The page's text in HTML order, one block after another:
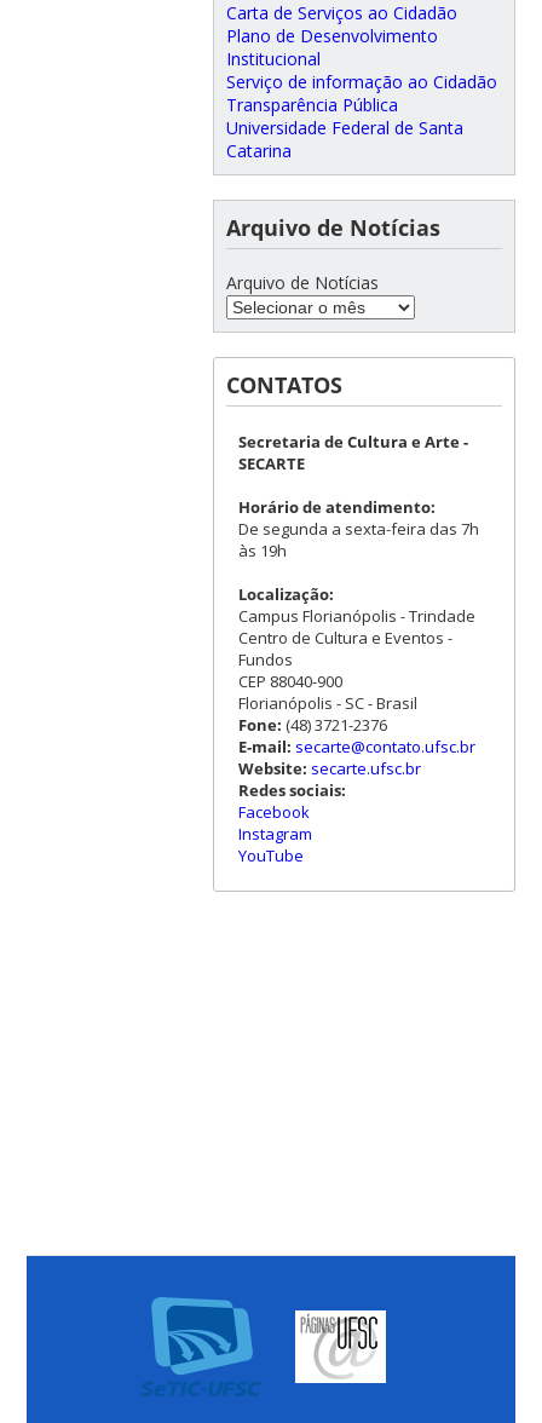
Carta de Serviços ao Cidadão
Plano de Desenvolvimento
Institucional
Serviço de informação ao Cidadão
Transparência Pública
Universidade Federal de Santa
Catarina
Arquivo de Notícias
Arquivo de Notícias
CONTATOS
Secretaria de Cultura e Arte -
SECARTE
Horário de atendimento:
De segunda a sexta-feira das 7h
às 19h
Localização:
Campus Florianópolis - Trindade
Centro de Cultura e Eventos -
Fundos
CEP 88040-900
Florianópolis - SC - Brasil
Fone: (48) 3721-2376
E-mail: secarte@contato.ufsc.br
Website: secarte.ufsc.br
Redes sociais:
Facebook
Instagram
YouTube